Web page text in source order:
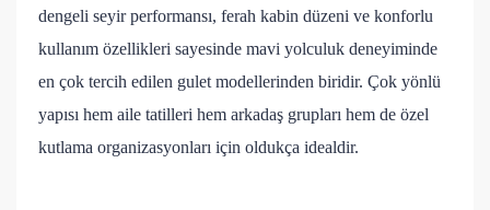
dengeli seyir performansı, ferah kabin düzeni ve konforlu
kullanım özellikleri sayesinde mavi yolculuk deneyiminde
en çok tercih edilen gulet modellerinden biridir. Çok yönlü
yapısı hem aile tatilleri hem arkadaş grupları hem de özel
kutlama organizasyonları için oldukça idealdir.